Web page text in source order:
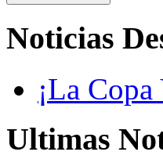
Noticias
¡La
Ultimas